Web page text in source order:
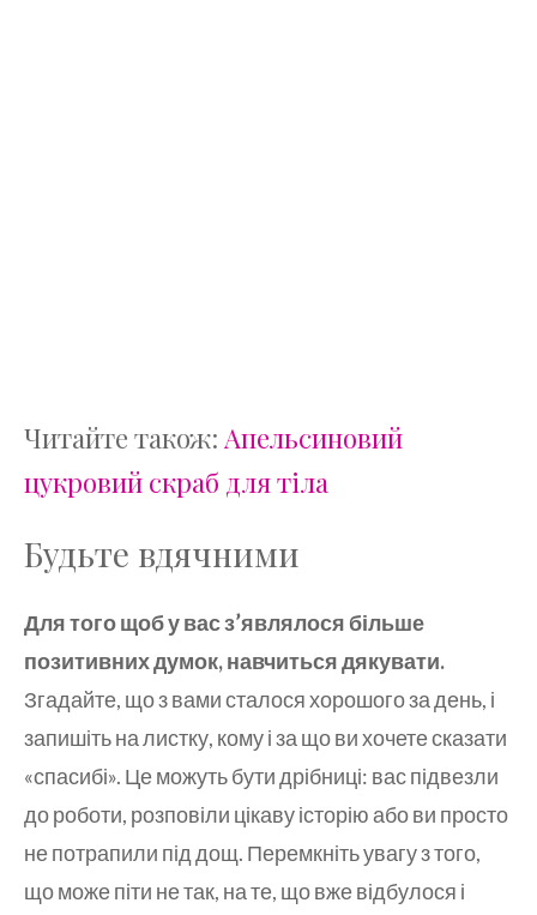
Читайте також: Апельсиновий
цукровий скраб для тіла
Будьте вдячними
Для того щоб у вас з’являлося більше
позитивних думок, навчиться дякувати.
Згадайте, що з вами сталося хорошого за день, і
запишіть на листку, кому і за що ви хочете сказати
«спасибі». Це можуть бути дрібниці: вас підвезли
до роботи, розповіли цікаву історію або ви просто
не потрапили під дощ. Перемкніть увагу з того,
що може піти не так, на те, що вже відбулося і